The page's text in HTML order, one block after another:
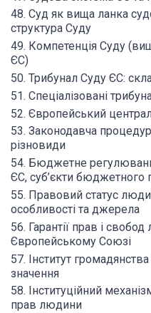
48. Суд як вища ланка
структура Суду
49. Компетенція Суду
ЄС)
50. Трибунал Суду ЄС:
51. Спеціалізовані
52. Європейський
53. Законодавча
різновиди
54. Бюджетне
ЄС, суб’єкти бюджетного
55. Правовий статус
особливості та джерела
56. Гарантії прав і
Європейському Союзі
57. Інститут
значення
58. Інституційний
прав людини